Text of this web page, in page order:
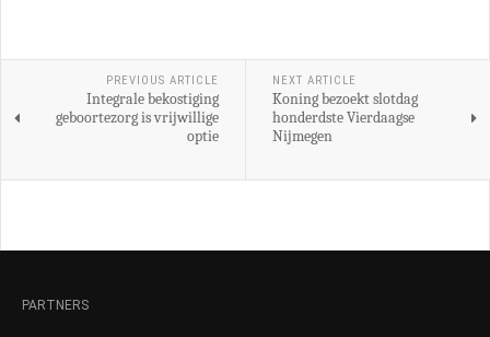
PREVIOUS ARTICLE
Integrale bekostiging
geboortezorg is vrijwillige
optie
NEXT ARTICLE
Koning bezoekt slotdag
honderdste Vierdaagse
Nijmegen
PARTNERS